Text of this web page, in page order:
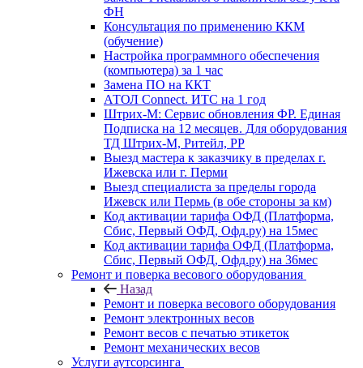
ФН
Консультация по применению ККМ
(обучение)
Настройка программного обеспечения
(компьютера) за 1 час
Замена ПО на ККТ
АТОЛ Connect. ИТС на 1 год
Штрих-М: Сервис обновления ФР. Единая
Подписка на 12 месяцев. Для оборудования
ТД Штрих-М, Ритейл, РР
Выезд мастера к заказчику в пределах г.
Ижевска или г. Перми
Выезд специалиста за пределы города
Ижевск или Пермь (в обе стороны за км)
Код активации тарифа ОФД (Платформа,
Сбис, Первый ОФД, Офд.ру) на 15мес
Код активации тарифа ОФД (Платформа,
Сбис, Первый ОФД, Офд.ру) на 36мес
Ремонт и поверка весового оборудования
Назад
Ремонт и поверка весового оборудования
Ремонт электронных весов
Ремонт весов с печатью этикеток
Ремонт механических весов
Услуги аутсорсинга